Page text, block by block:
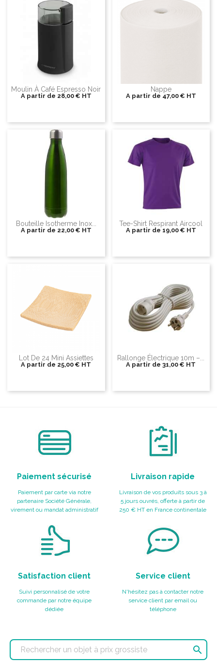
Moulin À Café Espresso Noir
A partir de 28,00 € HT
Nappe
A partir de 47,00 € HT
Bouteille Isotherme Inox...
A partir de 22,00 € HT
Tee-Shirt Respirant Aircool
A partir de 19,00 € HT
Lot De 24 Mini Assiettes
A partir de 25,00 € HT
Rallonge Électrique 10m –...
A partir de31,00 € HT
Paiement sécurisé
Paiement par carte via notre
partenaire Société Générale,
virement ou mandat administratif
Livraison rapide
Livraison de vos produits sous 3 à
5 jours ouvrés, offerte à partir de
250 € HT en France continentale
Satisfaction client
Suivi personnalisé de votre
commande par notre équipe
dédiée
Service client
N'hésitez pas à contacter notre
service client par email ou
téléphone
